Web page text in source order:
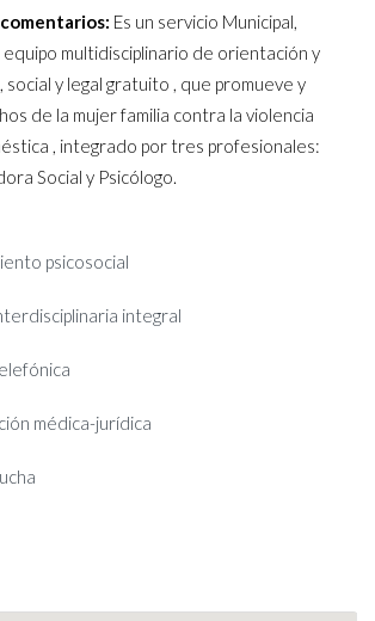
Es un servicio Municipal,
multidisciplinario de orientación y
social y legal gratuito , que promueve y
de la mujer familia contra la violencia
, integrado por tres profesionales:
Social y Psicólogo.
psicosocial
integral
médica-jurídica